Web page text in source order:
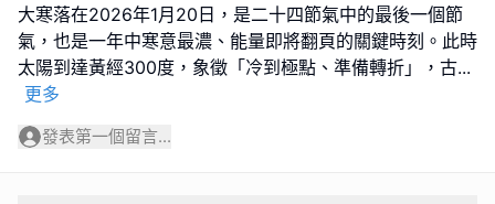
大寒落在2026年1月20日，是二十四節氣中的最後一個節
氣，也是一年中寒意最濃、能量即將翻頁的關鍵時刻。此時
太陽到達黃經300度，象徵「冷到極點、準備轉折」，古...
更多
發表第一個留言...